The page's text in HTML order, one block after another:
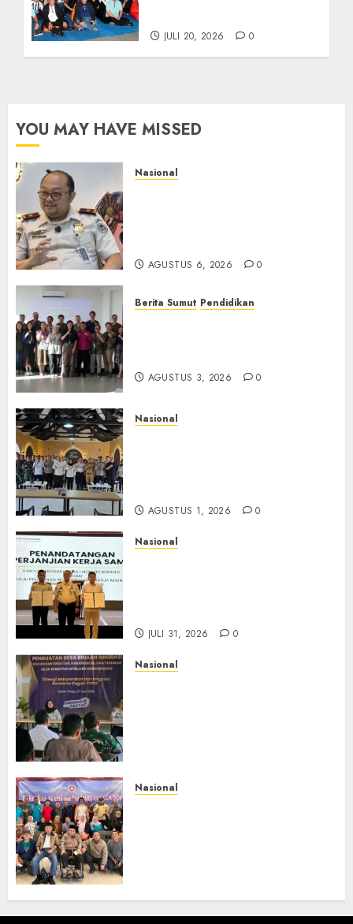
JULI 20, 2026 0
YOU MAY HAVE MISSED
Nasional
AGUSTUS 6, 2026 0
Berita Sumut Pendidikan
AGUSTUS 3, 2026 0
Nasional
AGUSTUS 1, 2026 0
Nasional
JULI 31, 2026 0
Nasional
Nasional
JULI 28, 2026 0